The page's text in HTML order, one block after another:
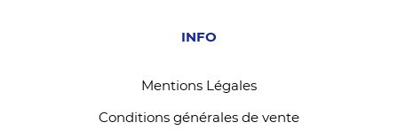
INFO
Mentions Légales
Conditions générales de vente